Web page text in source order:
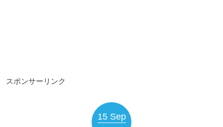
スポンサーリンク
15 Sep